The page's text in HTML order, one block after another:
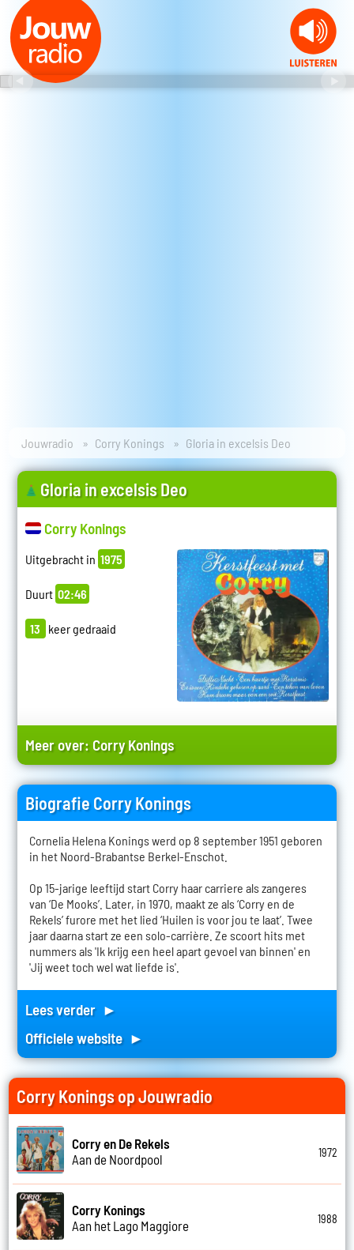
Jouwradio Corry Konings Gloria in excelsis Deo
Gloria in excelsis Deo
Corry Konings
Uitgebracht in 1975
Duurt 02:46
13 keer gedraaid
Meer over: Corry Konings
Biografie Corry Konings
Cornelia Helena Konings werd op 8 september 1951 geboren
in het Noord-Brabantse Berkel-Enschot.
Op 15-jarige leeftijd start Corry haar carriere als zangeres
van ‘De Mooks’. Later, in 1970, maakt ze als ‘Corry en de
Rekels’ furore met het lied ‘Huilen is voor jou te laat’. Twee
jaar daarna start ze een solo-carrière. Ze scoort hits met
nummers als 'Ik krijg een heel apart gevoel van binnen' en
'Jij weet toch wel wat liefde is'.
Lees verder ►
Officiele website ►
Corry Konings op Jouwradio
Corry en De Rekels
Aan de Noordpool
1972
Corry Konings
Aan het Lago Maggiore
1988